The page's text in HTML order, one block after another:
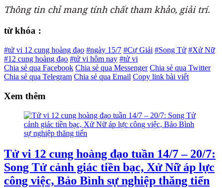
Thông tin chỉ mang tính chất tham khảo, giải trí.
từ khóa :
#tử vi 12 cung hoàng đạo #ngày 15/7 #Cự Giải #Song Tử #Xử Nữ
#12 cung hoàng đạo #tử vi hôm nay #tử vi
Chia sẻ qua Facebook Chia sẻ qua Messenger Chia sẻ qua Twitter
Chia sẻ qua Telegram Chia sẻ qua Email Copy link bài viết
Xem thêm
Tử vi 12 cung hoàng đạo tuần 14/7 – 20/7:
Song Tử cảnh giác tiền bạc, Xử Nữ áp lực
công việc, Bảo Bình sự nghiệp thăng tiến